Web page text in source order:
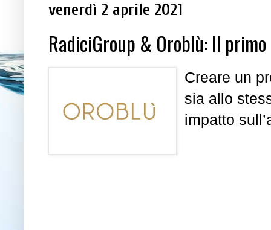
venerdì 2 aprile 2021
RadiciGroup & Oroblù: Il
Creare un
sia allo
impatto